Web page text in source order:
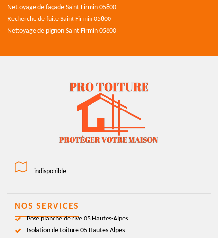
Nettoyage de façade Saint Firmin 05800
Recherche de fuite Saint Firmin 05800
Nettoyage de pignon Saint Firmin 05800
indisponible
NOS SERVICES
Pose planche de rive 05 Hautes-Alpes
Isolation de toiture 05 Hautes-Alpes